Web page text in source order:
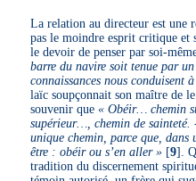
La relation au directeur est une
pas le moindre esprit critique
le devoir de penser par soi-
barre du navire soit tenue par
connaissances nous conduisent
laïc soupçonnait son maître de
souvenir que« Obéir… chemin
supérieur…, chemin de
unique chemin, parce que,
être : obéir ou s’en aller » [9].
tradition du discernement